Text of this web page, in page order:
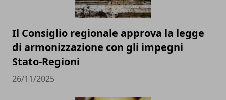
Il Consiglio regionale approva la legge
di armonizzazione con gli impegni
Stato-Regioni
26/11/2025